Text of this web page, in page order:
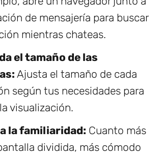
de mensajería para buscar
mientras chateas.
el tamaño de las
Ajusta el tamaño de cada
según tus necesidades para
visualización.
la familiaridad: Cuanto más
dividida, más cómodo